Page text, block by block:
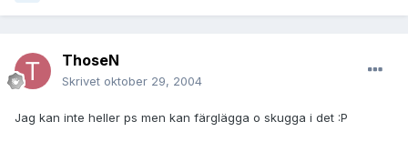
ThoseN
Skrivet oktober 29, 2004
Jag kan inte heller ps men kan färglägga o skugga i det :P